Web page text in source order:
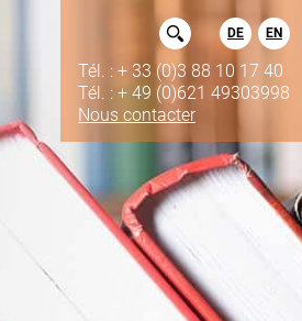
EN
DE
Tél. : + 33 (0)3 88 10 17 40
Tél. : + 49 (0)621 49303998
Nous contacter